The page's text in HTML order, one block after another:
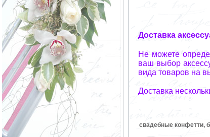
Доставка
Не можете
ваш выбор
вида товаров на
Доставка
свадебные конфетти,